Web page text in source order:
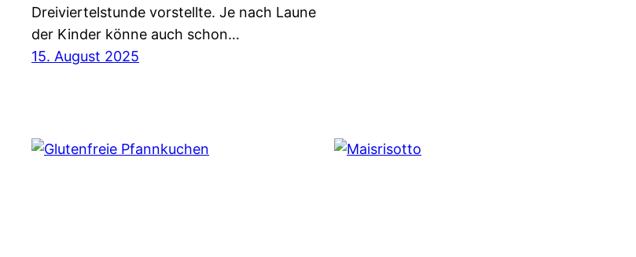
Dreiviertelstunde vorstellte. Je nach Laune
der Kinder könne auch schon…
15. August 2025